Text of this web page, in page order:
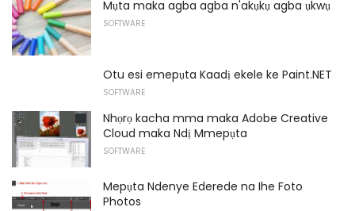
Mụta maka agba agba n'akụkụ agba ụkwụ
SOFTWARE
Otu esi emepụta Kaadị ekele ke Paint.NET
SOFTWARE
Nhọrọ kacha mma maka Adobe Creative
Cloud maka Ndị Mmepụta
SOFTWARE
Mepụta Ndenye Ederede na Ihe Foto
Photos